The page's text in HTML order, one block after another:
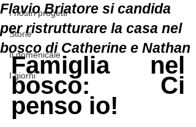
I nostri progetti
Storie
Il domenicale
I giorni
Flavio Briatore si candida
per ristrutturare la casa nel
bosco di Catherine e Nathan
Famiglia nel
bosco: Ci
penso io!